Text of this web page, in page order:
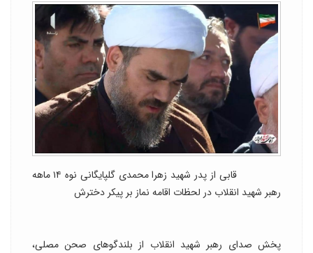
قابی از پدر شهید زهرا محمدی گلپایگانی نوه ۱۴ ماهه
رهبر شهید انقلاب در لحظات اقامه نماز بر پیکر دخترش
پخش صدای رهبر شهید انقلاب از بلندگوهای صحن مصلی،